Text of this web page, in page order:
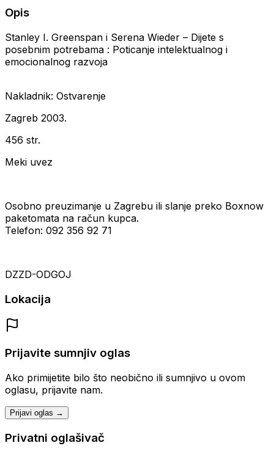
Opis
Stanley I. Greenspan i Serena Wieder – Dijete s
posebnim potrebama : Poticanje intelektualnog i
emocionalnog razvoja
Nakladnik: Ostvarenje
Zagreb 2003.
456 str.
Meki uvez
Osobno preuzimanje u Zagrebu ili slanje preko Boxnow
paketomata na račun kupca.
Telefon: 092 356 92 71
DZZD-ODGOJ
Lokacija
Prijavite sumnjiv oglas
Ako primijetite bilo što neobično ili sumnjivo u ovom
oglasu, prijavite nam.
Prijavi oglas →
Privatni oglašivač